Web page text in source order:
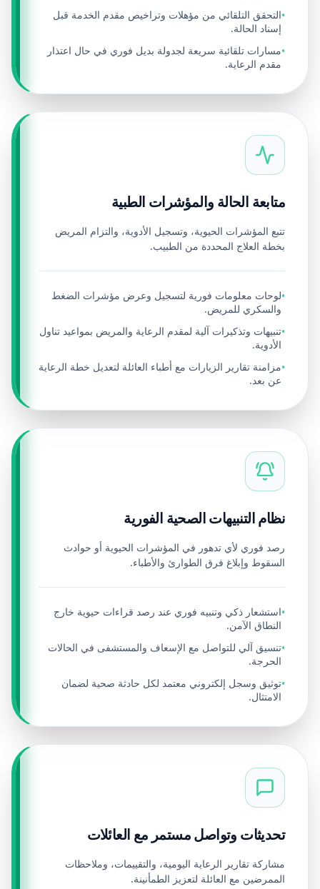
•التحقق التلقائي من مؤهلات وتراخيص مقدم الخدمة قبل
إسناد الحالة.
•مسارات تلقائية سريعة لجدولة بديل فوري في حال اعتذار
مقدم الرعاية.
متابعة الحالة والمؤشرات الطبية
تتبع المؤشرات الحيوية، وتسجيل الأدوية، والتزام المريض
بخطة العلاج المحددة من الطبيب.
•لوحات معلومات فورية لتسجيل وعرض مؤشرات الضغط
والسكري للمريض.
•تنبيهات وتذكيرات آلية لمقدم الرعاية والمريض بمواعيد تناول
الأدوية.
•مزامنة تقارير الزيارات مع أطباء العائلة لتعديل خطة الرعاية
عن بعد.
نظام التنبيهات الصحية الفورية
رصد فوري لأي تدهور في المؤشرات الحيوية أو حوادث
السقوط وإبلاغ فرق الطوارئ والأطباء.
•استشعار ذكي وتنبيه فوري عند رصد قراءات حيوية خارج
النطاق الآمن.
•تنسيق آلي للتواصل مع الإسعاف والمستشفى في الحالات
الحرجة.
•توثيق وسجل إلكتروني معتمد لكل حادثة صحية لضمان
الامتثال.
تحديثات وتواصل مستمر مع العائلات
مشاركة تقارير الرعاية اليومية، والتقييمات، وملاحظات
الممرضين مع العائلة لتعزيز الطمأنينة.